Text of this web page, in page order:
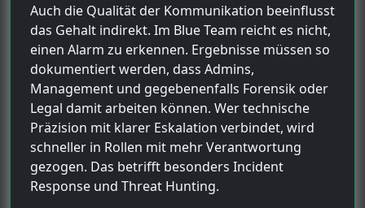
Auch die Qualität der Kommunikation beeinflusst
das Gehalt indirekt. Im Blue Team reicht es nicht,
einen Alarm zu erkennen. Ergebnisse müssen so
dokumentiert werden, dass Admins,
Management und gegebenenfalls Forensik oder
Legal damit arbeiten können. Wer technische
Präzision mit klarer Eskalation verbindet, wird
schneller in Rollen mit mehr Verantwortung
gezogen. Das betrifft besonders Incident
Response und Threat Hunting.